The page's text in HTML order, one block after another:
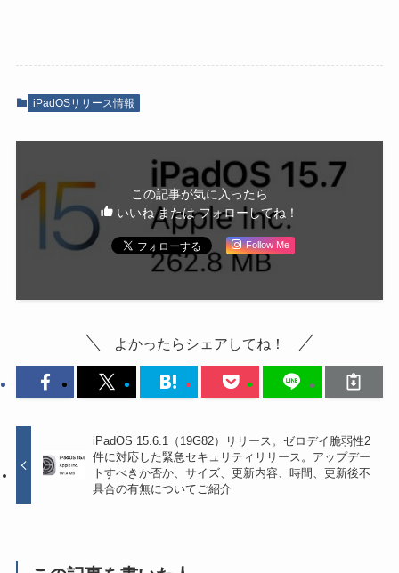
iPadOSリリース情報
この記事が気に入ったら
いいね または フォローしてね！
Follow Me
よかったらシェアしてね！
iPadOS 15.6.1（19G82）リリース。ゼロデイ脆弱性2
件に対応した緊急セキュリティリリース。アップデー
トすべきか否か、サイズ、更新内容、時間、更新後不
具合の有無についてご紹介